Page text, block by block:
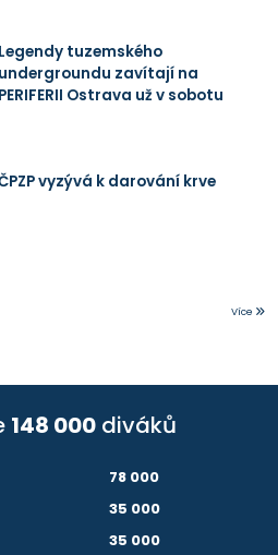
Legendy tuzemského
undergroundu zavítají na
PERIFERII Ostrava už v sobotu
vyzývá k darování krve
Více
148 000 diváků
78 000
35 000
35 000